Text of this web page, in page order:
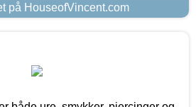
på HouseofVincent.com